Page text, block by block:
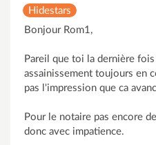
Hidestars
Bonjour Rom1,
Pareil que toi la dernière
assainissement toujours en
pas l'impression que ca
Pour le notaire pas encore
donc avec impatience.